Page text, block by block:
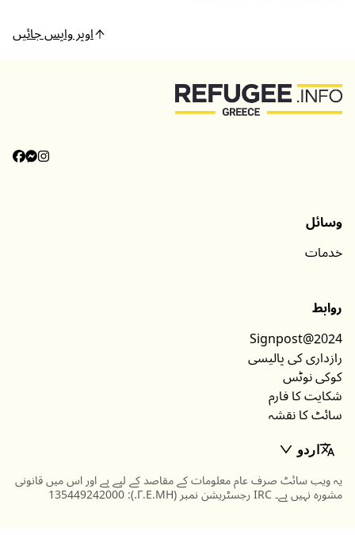
اوپر واپس جائیں
وسائل
خدمات
روابط
Signpost@2024
رازداری کی پالیسی
کوکی نوٹس
شکایت کا فارم
سائٹ کا نقشہ
اردو
یہ ویب سائٹ صرف عام معلومات کے مقاصد کے لیے ہے اور اس میں قانونی
مشورہ نہیں ہے۔ IRC رجسٹریشن نمبر (Γ.Ε.ΜΗ.): 135449242000